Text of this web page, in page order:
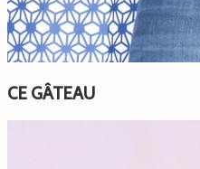
CE GÂTEAU